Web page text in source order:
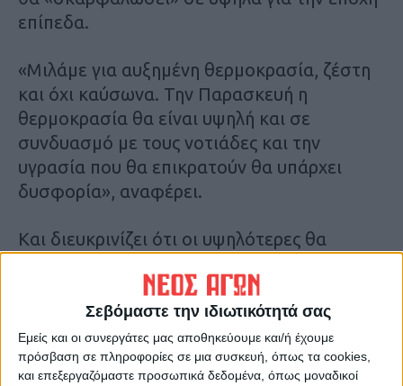
Σεβόμαστε την ιδιωτικότητά σας
Εμείς και οι συνεργάτες μας αποθηκεύουμε και/ή έχουμε
πρόσβαση σε πληροφορίες σε μια συσκευή, όπως τα cookies,
και επεξεργαζόμαστε προσωπικά δεδομένα, όπως μοναδικοί
επίπεδα.
«Μιλάμε για αυξημένη θερμοκρασία, ζέστη
και όχι καύσωνα. Την Παρασκευή η
θερμοκρασία θα είναι υψηλή και σε
συνδυασμό με τους νοτιάδες και την
υγρασία που θα επικρατούν θα υπάρχει
δυσφορία», αναφέρει.
Και διευκρινίζει ότι οι υψηλότερες θα
ανατολικής Μακεδονίας, τη Θεσσαλία, την
Πελοπόννησο. Και στην Αττική η
θερμοκρασία στα βόρεια του λεκανοπεδίου
θα φτάσει έως τους 38 βαθμούς Κελσίου.